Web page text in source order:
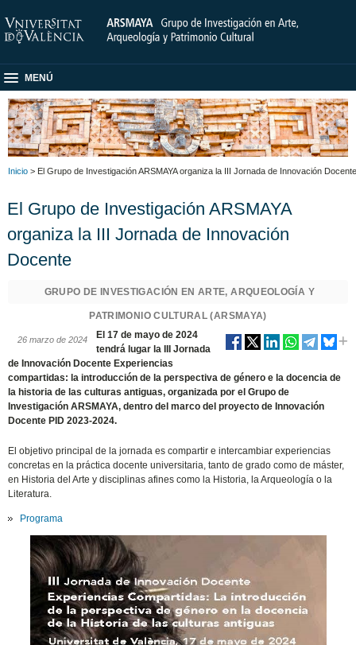
MENÚ
Inicio > El Grupo de Investigación ARSMAYA organiza la III Jornada de Innovación Docente
El Grupo de Investigación ARSMAYA
organiza la III Jornada de Innovación
Docente
GRUPO DE INVESTIGACIÓN EN ARTE, ARQUEOLOGÍA Y
PATRIMONIO CULTURAL (ARSMAYA)
26 marzo de 2024
El 17 de mayo de 2024
tendrá lugar la III Jornada
de Innovación Docente Experiencias
compartidas: la introducción de la perspectiva de género e la docencia de
la historia de las culturas antiguas, organizada por el Grupo de
Investigación ARSMAYA, dentro del marco del proyecto de Innovación
Docente PID 2023-2024.
El objetivo principal de la jornada es compartir e intercambiar experiencias
concretas en la práctica docente universitaria, tanto de grado como de máster,
en Historia del Arte y disciplinas afines como la Historia, la Arqueología o la
Literatura
Programa